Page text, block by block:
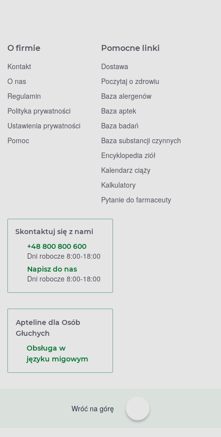
O firmie
Kontakt
O nas
Regulamin
Polityka prywatności
Ustawienia prywatności
Pomoc
Pomocne linki
Dostawa
Poczytaj o zdrowiu
Baza alergenów
Baza aptek
Baza badań
Baza substancji czynnych
Encyklopedia ziół
Kalendarz ciąży
Kalkulatory
Pytanie do farmaceuty
Skontaktuj się z nami
+48 800 800 600
Dni robocze 8:00-18:00
Napisz do nas
Dni robocze 8:00-18:00
Apteline dla Osób
Głuchych
Obsługa w
języku migowym
Wróć na górę